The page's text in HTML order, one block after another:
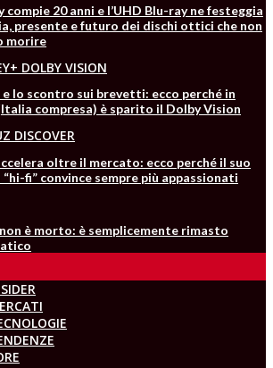
compie 20 anni e l’UHD Blu-ray ne festeggia
presente e futuro dei dischi ottici che non
morire
e lo scontro sui brevetti: ecco perché in
compresa) è sparito il Dolby Vision
oltre il mercato: ecco perché il suo
fi” convince sempre più appassionati
è morto: è semplicemente rimasto